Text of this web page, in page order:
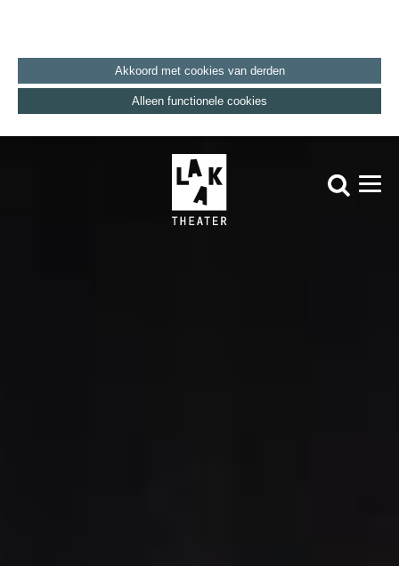
Akkoord met cookies van derden
Alleen functionele cookies